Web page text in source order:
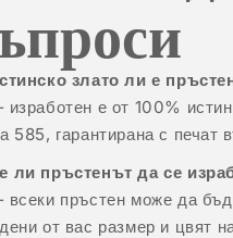
злато ли е
е от 100%
585, гарантирана с печат
ли пръстенът да се
пръстен може да
от вас размер и цвят